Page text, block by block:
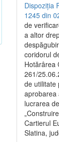
Dispoziția
1245 din
de
a altor
coridorul
Hotărârea
261/
de utilitate
aprobarea
lucrarea
Cartierul
Slatina,